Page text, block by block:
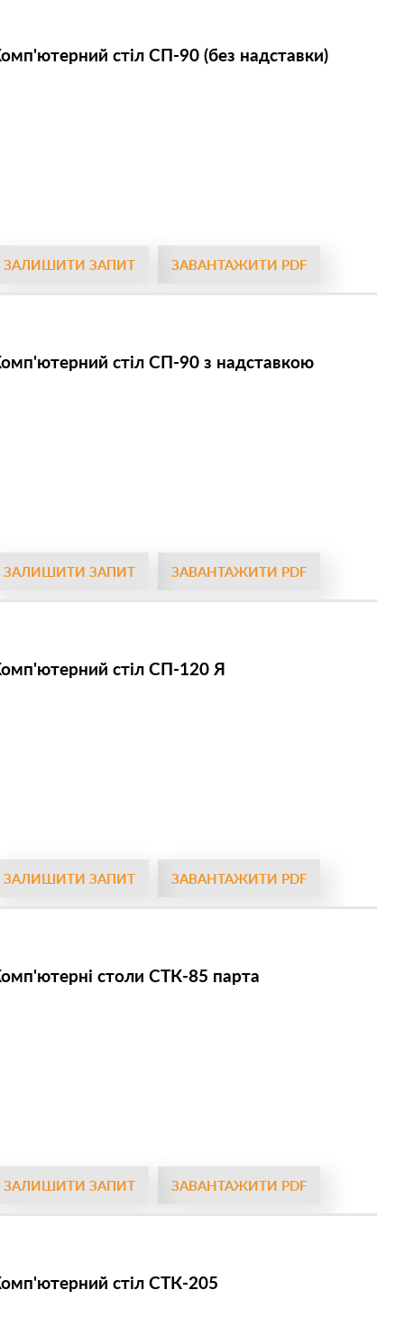
стіл СП-90 (без надставки)
ЗАЛИШИТИ ЗАПИТ ЗАВАНТАЖИТИ PDF
стіл СП-90 з надставкою
ЗАЛИШИТИ ЗАПИТ ЗАВАНТАЖИТИ PDF
стіл СП-120 Я
ЗАЛИШИТИ ЗАПИТ ЗАВАНТАЖИТИ PDF
столи СТК-85 парта
ЗАЛИШИТИ ЗАПИТ ЗАВАНТАЖИТИ PDF
стіл СТК-205